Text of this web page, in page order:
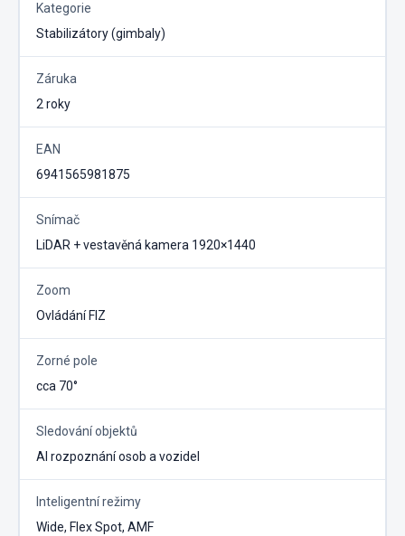
Kategorie
Stabilizátory (gimbaly)
Záruka
2 roky
EAN
6941565981875
Snímač
LiDAR + vestavěná kamera 1920×1440
Zoom
Ovládání FIZ
Zorné pole
cca 70°
Sledování objektů
AI rozpoznání osob a vozidel
Inteligentní režimy
Wide, Flex Spot, AMF